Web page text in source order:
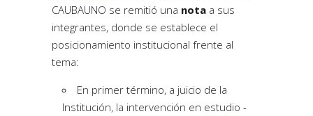
CAUBAUNO se remitió una nota a sus
integrantes, donde se establece el
posicionamiento institucional frente al
tema:
En primer término, a juicio de la
Institución, la intervención en estudio -